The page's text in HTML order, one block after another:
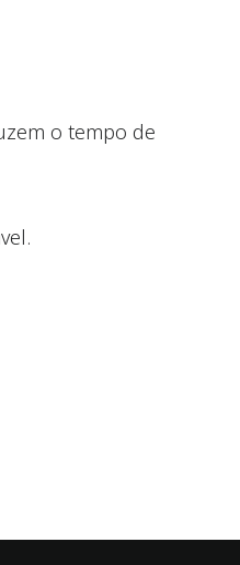
o tempo de